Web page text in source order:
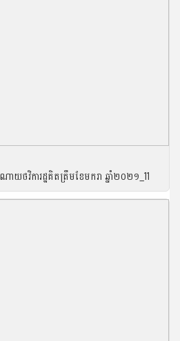
ថវិការដ្ឋគិតត្រឹមខែមករា ឆ្នាំ២០២១_11